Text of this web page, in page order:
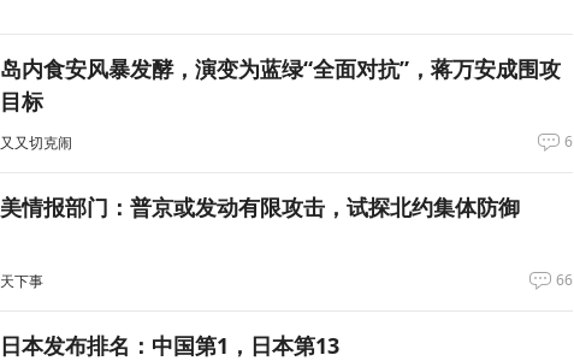
岛内食安风暴发酵，演变为蓝绿“全面对抗”，蒋万安成围攻
目标
又又切克闹 6
美情报部门：普京或发动有限攻击，试探北约集体防御
天下事 66
日本发布排名：中国第1，日本第13